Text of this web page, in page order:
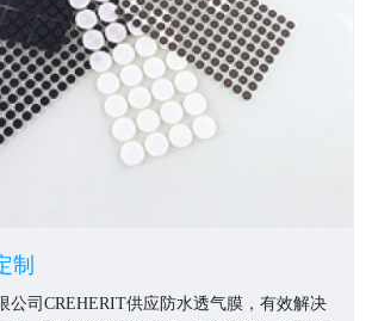
制
公司CREHERIT供应防水透气膜，有效解决